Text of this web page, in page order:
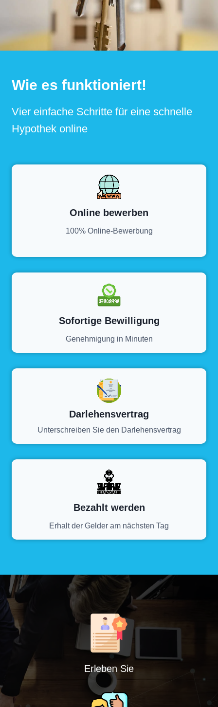
Wie es funktioniert!
Vier einfache Schritte für eine schnelle
Hypothek online
Online bewerben
100% Online-Bewerbung
Sofortige Bewilligung
Genehmigung in Minuten
Darlehensvertrag
Unterschreiben Sie den Darlehensvertrag
Bezahlt werden
Erhalt der Gelder am nächsten Tag
Erleben Sie